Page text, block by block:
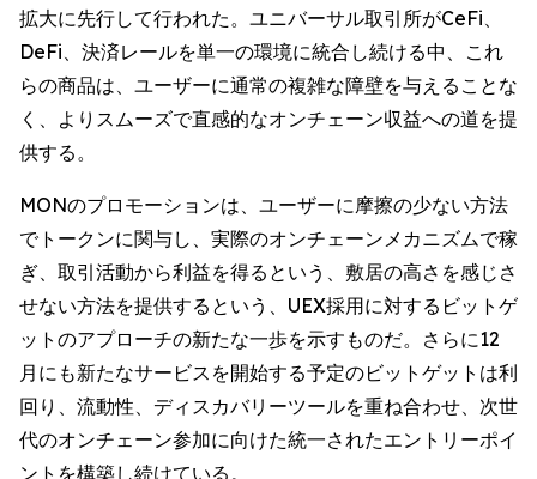
拡大に先行して行われた。ユニバーサル取引所がCeFi、
DeFi、決済レールを単一の環境に統合し続ける中、これ
らの商品は、ユーザーに通常の複雑な障壁を与えることな
く、よりスムーズで直感的なオンチェーン収益への道を提
供する。
MONのプロモーションは、ユーザーに摩擦の少ない方法
でトークンに関与し、実際のオンチェーンメカニズムで稼
ぎ、取引活動から利益を得るという、敷居の高さを感じさ
せない方法を提供するという、UEX採用に対するビットゲ
ットのアプローチの新たな一歩を示すものだ。さらに12
月にも新たなサービスを開始する予定のビットゲットは利
回り、流動性、ディスカバリーツールを重ね合わせ、次世
代のオンチェーン参加に向けた統一されたエントリーポイ
ントを構築し続けている。